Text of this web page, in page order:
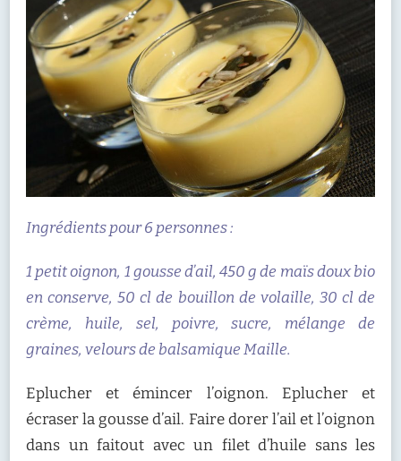
Ingrédients pour 6 personnes :
1 petit oignon, 1 gousse d’ail, 450 g de maïs doux bio
en conserve, 50 cl de bouillon de volaille, 30 cl de
crème, huile, sel, poivre, sucre, mélange de
graines, velours de balsamique Maille.
Eplucher et émincer l’oignon. Eplucher et
écraser la gousse d’ail. Faire dorer l’ail et l’oignon
dans un faitout avec un filet d’huile sans les